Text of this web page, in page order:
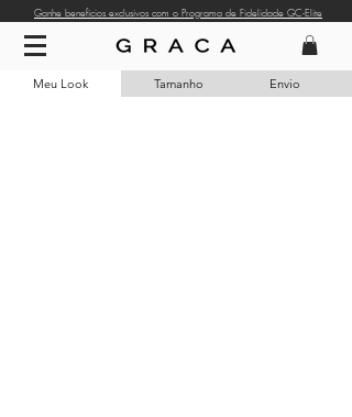
Ganhe benefícios exclusivos com o Programa de Fidelidade GC-Elite
Meu Look Tamanho Envio